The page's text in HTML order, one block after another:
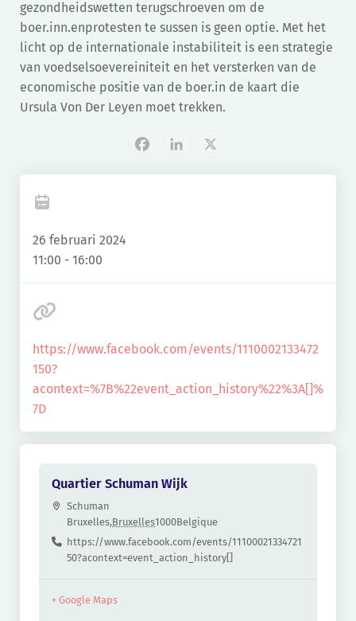
gezondheidswetten terugschroeven om de
boer.inn.enprotesten te sussen is geen optie. Met het
licht op de internationale instabiliteit is een strategie
van voedselsoevereiniteit en het versterken van de
economische positie van de boer.in de kaart die
Ursula Von Der Leyen moet trekken.
Facebook
LinkedIn
X
26 februari 2024
11:00 - 16:00
https://www.facebook.com/events/1110002133472
150?
acontext=%7B%22event_action_history%22%3A[]%
7D
Quartier Schuman Wijk
Schuman
Bruxelles,Bruxelles1000Belgique
https://www.facebook.com/events/11100021334721
50?acontext=event_action_history[]
+ Google Maps